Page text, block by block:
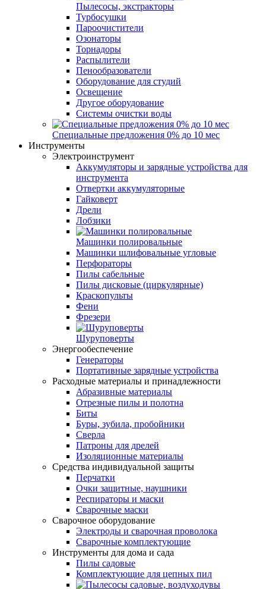
Пылесосы, экстракторы
Турбосушки
Пароочистители
Озонаторы
Торнадоры
Распылители
Пенообразователи
Оборудование для студий
Освещение
Другое оборудование
Системы очистки воды
Специальные предложения 0% до 10 мес
Инструменты
Электроинструмент
Аккумуляторы и зарядные устройства для
инструмента
Отвертки аккумуляторные
Гайковерт
Дрели
Лобзики
Машинки полировальные
Машинки шлифовальные угловые
Перфораторы
Пилы сабельные
Пилы дисковые (циркулярные)
Краскопульты
Фени
Фрезери
Шуруповерты
Энергообеспечение
Генераторы
Портативные зарядные устройства
Расходные материалы и принадлежности
Абразивные материалы
Отрезные пилы и полотна
Биты
Буры, зубила, пробойники
Сверла
Патроны для дрелей
Изоляционные материалы
Средства индивидуальной защиты
Перчатки
Очки защитные, наушники
Респираторы и маски
Сварочные маски
Сварочное оборудование
Электроды и сварочная проволока
Сварочные комплектующие
Инструменты для дома и сада
Пилы садовые
Комплектующие для цепных пил